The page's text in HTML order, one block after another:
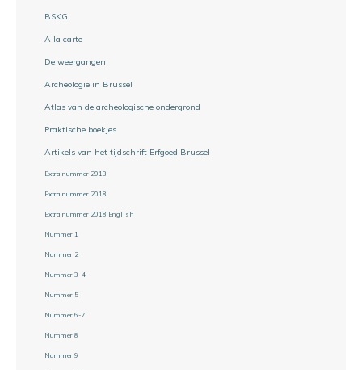
BSKG
A la carte
De weergangen
Archeologie in Brussel
Atlas van de archeologische ondergrond
Praktische boekjes
Artikels van het tijdschrift Erfgoed Brussel
Extra nummer 2013
Extra nummer 2018
Extra nummer 2018 English
Nummer 1
Nummer 2
Nummer 3-4
Nummer 5
Nummer 6-7
Nummer 8
Nummer 9